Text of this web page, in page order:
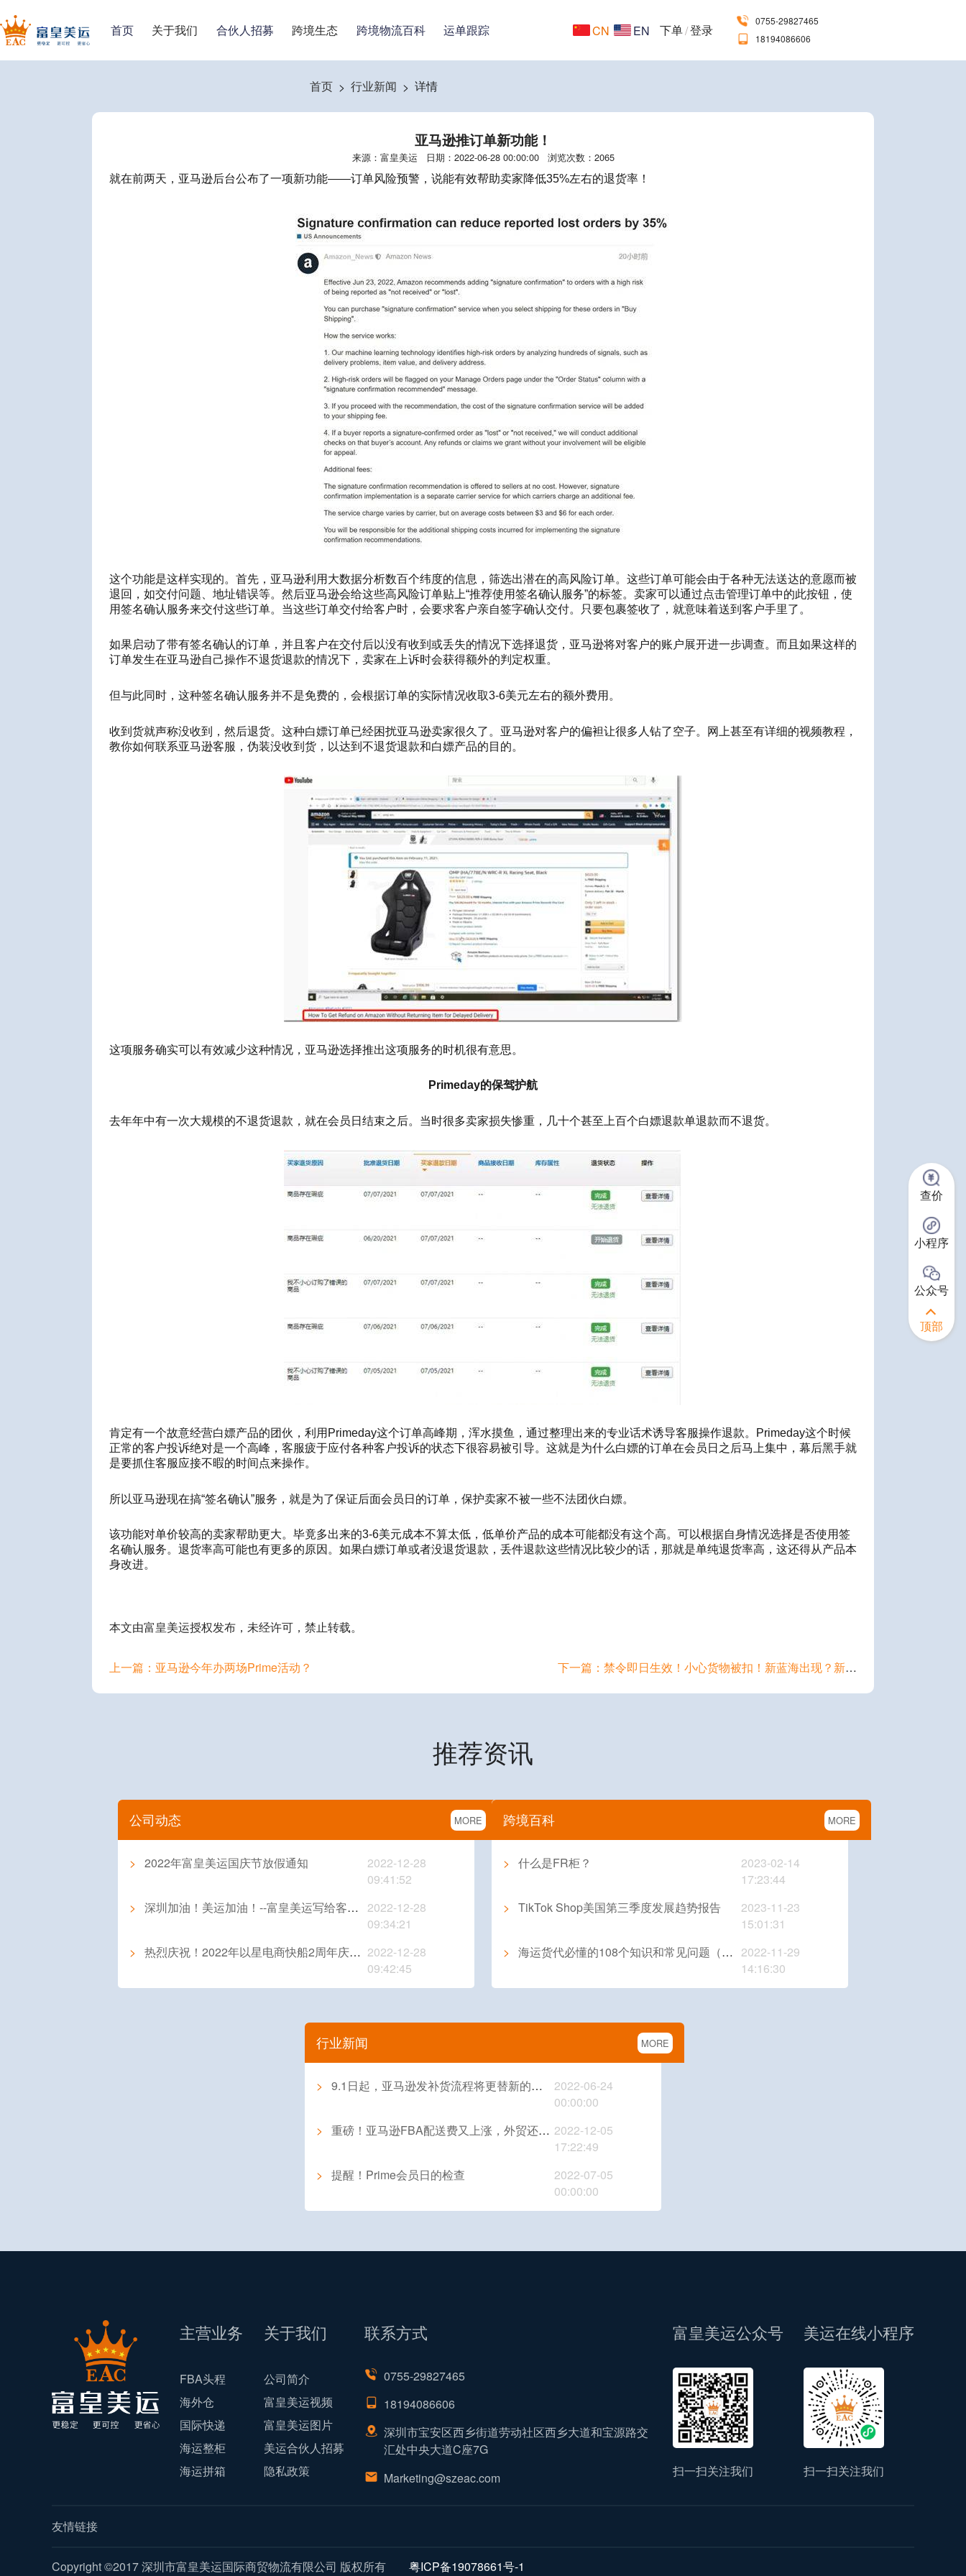
首页 关于我们 合伙人招募 跨境生态 跨境物流百科 运单跟踪 CN EN 下单/登录
0755-29827465
18194086606
首页 > 行业新闻 > 详情
亚马逊推订单新功能！
来源：富皇美运 日期：2022-06-28 00:00:00 浏览次数：2065
就在前两天，亚马逊后台公布了一项新功能——订单风险预警， 说能有效帮助卖家降低35%左右的退货率！
这个功能是这样实现的。首先，亚马逊利用 大数据分析数百个纬度的信息，筛选出潜在的高风险订单。这些订单可能会由于各种无法送达的意愿而被
退回，如交付问题、地址错误等。然后亚马逊会给这些高风险订单贴上“推荐使用签名确认服务”的标签。卖家可以通过点击管理订单中的此按钮，使
用签名确认服务来交付这些订单。当这些订单交付给客户时，会要求客户亲自签字确认交付。只要包裹签收了，就意味着送到客户手里了。
如果启动了带有签名确认的订单，并且客户在交付后以没有收到或丢失的情况下选择退货，亚马逊将对客户的账户展开进一步调查。而且如果这样的
订单发生在亚马逊自己操作不退货退款的情况下，卖家在上诉时会获得额外的判定权重。
但与此同时，这种签名确认服务并不是免费的，会根据订单的实际情况收取3-6美元左右的额外费用。
收到货就声称没收到，然后退货。 这种白嫖订单已经困扰亚马逊卖家很久了。亚马逊对客户的偏袒让很多人钻了空子。网上甚至有详细的视频教程，
教你如何联系亚马逊客服 ， 伪装没收到货，以达到不退货退款和白嫖产品的目的。
这项服务确实可以有效减少这种情况，亚马逊选择推出这项服务的时机很有意思。
Primeday的保驾护航
去年年中有一次大规模的不退货退款，就在会员日结束之后。当时很多卖家损失惨重，几十个甚至上百个白嫖退款单退款而不退货。
肯定有一个故意经营白嫖产品的团伙，利用 Primeday这个订单高峰期，浑水摸鱼，通过整理出来的专业话术诱导客服操作退款。 Primeday这个时候
正常的客户投诉绝对是一个高峰，客服疲于应付各种客户投诉的状态下很容易被引导。这就是为什么白嫖的订单在会员日之后马上集中，幕后黑手就
是要抓住客服应接不暇的时间 点来操作。
所以亚马逊现在搞“签名确认”服务，就是为了保证后面会员日的订单，保护卖家不被一些不法团伙白嫖。
该功能对单价较高的卖家帮助更大。毕竟多出来的3-6美元成本不算太低，低单价产品的成本可能都没有这个高。可以根据自身情况选择是否使用签
名确认服务。 退货率高可能也有更多的原因。 如果白嫖订单或者没退货退款， 丢件退款这些情况比较少的话，那就是单纯退货率高 ，这还得从产品本
身改进。
本文由富皇美运授权发布，未经许可，禁止转载。
上一篇：亚马逊今年办两场Prime活动？ 下一篇：禁令即日生效！小心货物被扣！新蓝海出现？新增5大站点！
推荐资讯
公司动态 MORE
> 2022年富皇美运国庆节放假通知
2022-12-28
09:41:52
>
深圳加油！美运加油！--富皇美运写给客户的一封信
2022-12-28
09:34:21
>
热烈庆祝！2022年以星电商快船2周年庆典系列活动圆满举行！
2022-12-28
09:42:45
跨境百科 MORE
> 什么是FR柜？
2023-02-14
17:23:44
>
TikTok Shop美国第三季度发展趋势报告
2023-11-23
15:01:31
>
海运货代必懂的108个知识和常见问题（干货）第二十九期
2022-11-29
14:16:30
行业新闻 MORE
> 9.1日起，亚马逊发补货流程将更替新的方式
2022-06-24
00:00:00
>
重磅！亚马逊FBA配送费又上涨，外贸还能做吗？
2022-12-05
17:22:49
>
提醒！Prime会员日的检查
2022-07-05
00:00:00
主营业务
FBA头程
海外仓
国际快递
海运整柜
海运拼箱
关于我们
公司简介
富皇美运视频
富皇美运图片
美运合伙人招募
隐私政策
联系方式
0755-29827465
18194086606
深圳市宝安区西乡街道劳动社区西乡大道和宝源路交
汇处中央大道C座7G
Marketing@szeac.com
富皇美运公众号
扫一扫关注我们
美运在线小程序
扫一扫关注我们
友情链接
Copyright ©2017 深圳市富皇美运国际商贸物流有限公司 版权所有 粤ICP备19078661号-1
查价
小程序
公众号
顶部